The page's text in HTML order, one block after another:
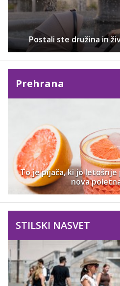
Postali ste družina in
Prehrana
To je pijača, ki jo
nova
STILSKI NASVET